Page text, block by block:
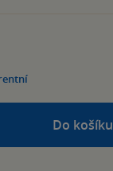
Do košíku